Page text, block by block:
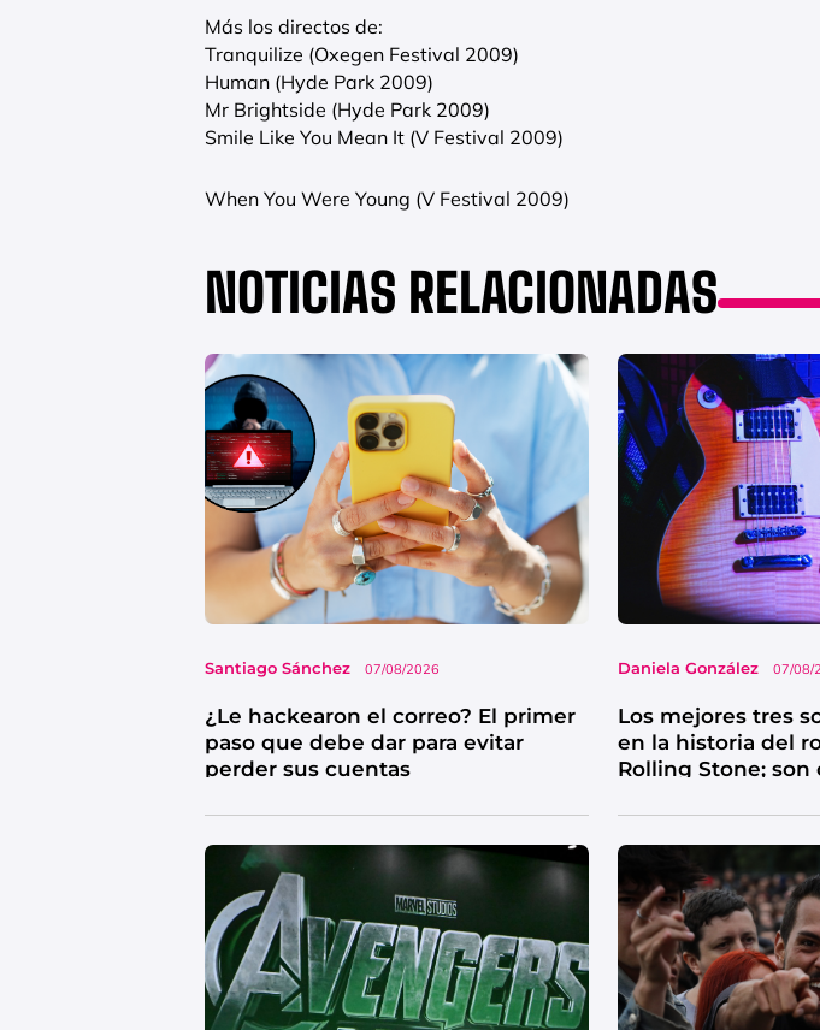
Más los directos de:
Tranquilize (Oxegen Festival 2009)
Human (Hyde Park 2009)
Mr Brightside (Hyde Park 2009)
Smile Like You Mean It (V Festival 2009)
When You Were Young (V Festival 2009)
NOTICIAS RELACIONADAS
Santiago Sánchez 07/08/2026
¿Le hackearon el correo? El primer
paso que debe dar para evitar
perder sus cuentas
Daniela González 07/08/
Los mejores tres
en la historia del
Rolling Stone; son